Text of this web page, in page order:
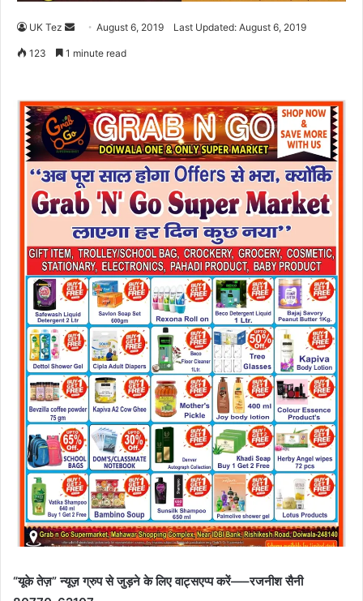
UK Tez
a
e
m
a
i
August 6, 2019 Last Updated: August 6, 2019
123 1 minute read
“यूके तेज़” न्यूज़ ग्रुप से जुड़ने के लिए वाट्सएप्प करें—–रजनीश सैनी